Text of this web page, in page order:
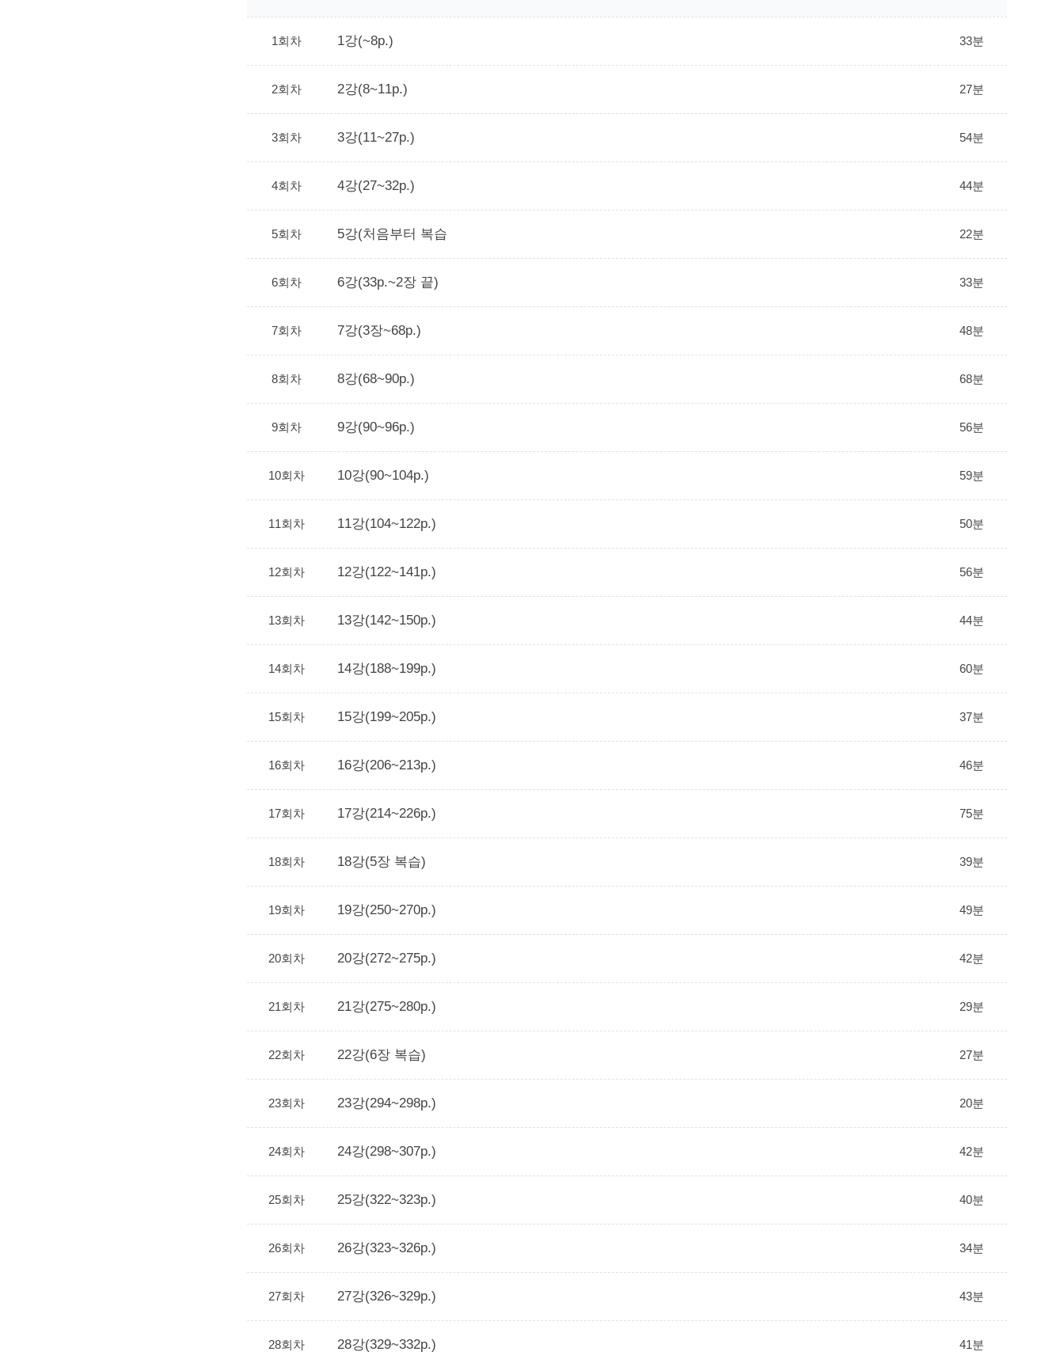
1회차 1강(~8p.) 33분
2회차 2강(8~11p.) 27분
3회차 3강(11~27p.) 54분
4회차 4강(27~32p.) 44분
5회차 5강(처음부터 복습 22분
6회차 6강(33p.~2장 끝) 33분
7회차 7강(3장~68p.) 48분
8회차 8강(68~90p.) 68분
9회차 9강(90~96p.) 56분
10회차 10강(90~104p.) 59분
11회차 11강(104~122p.) 50분
12회차 12강(122~141p.) 56분
13회차 13강(142~150p.) 44분
14회차 14강(188~199p.) 60분
15회차 15강(199~205p.) 37분
16회차 16강(206~213p.) 46분
17회차 17강(214~226p.) 75분
18회차 18강(5장 복습) 39분
19회차 19강(250~270p.) 49분
20회차 20강(272~275p.) 42분
21회차 21강(275~280p.) 29분
22회차 22강(6장 복습) 27분
23회차 23강(294~298p.) 20분
24회차 24강(298~307p.) 42분
25회차 25강(322~323p.) 40분
26회차 26강(323~326p.) 34분
27회차 27강(326~329p.) 43분
28회차 28강(329~332p.) 41분